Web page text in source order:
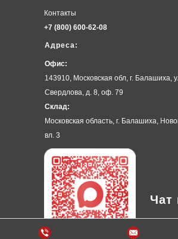
Контакты
+7 (800) 600-62-08
Адреса:
Чат
Офис:
143910, Московская обл, г. Балашиха,
Свердлова, д. 8, оф. 79
Склад:
Московская область, г. Балашиха,
вл. 3